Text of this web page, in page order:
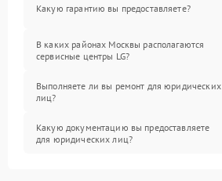
Какую гарантию вы предоставляете?
В каких районах Москвы располагаются
сервисные центры LG?
Выполняете ли вы ремонт для юридических
лиц?
Какую документацию вы предоставляете
для юридических лиц?